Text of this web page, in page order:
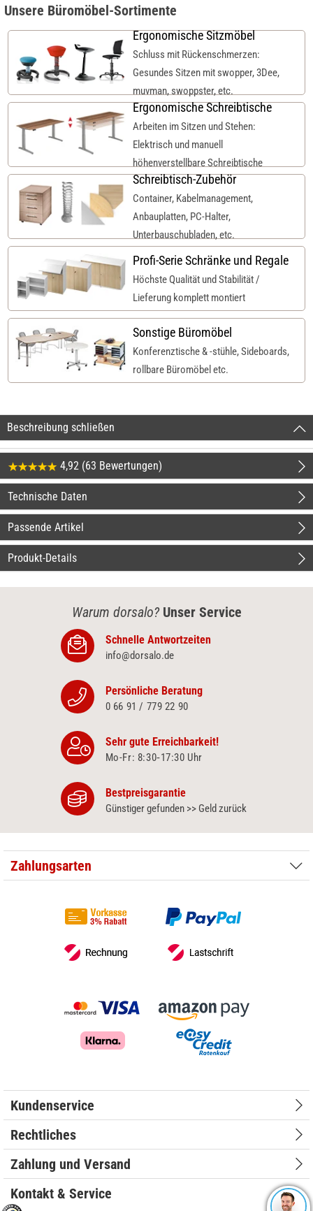
Unsere Büromöbel-Sortimente
Ergonomische Sitzmöbel
Schluss mit Rückenschmerzen:
Gesundes Sitzen mit swopper, 3Dee,
muvman, swoppster, etc.
Ergonomische Schreibtische
Arbeiten im Sitzen und Stehen:
Elektrisch und manuell
höhenverstellbare Schreibtische
Schreibtisch-Zubehör
Container, Kabelmanagement,
Anbauplatten, PC-Halter,
Unterbauschubladen, etc.
Profi-Serie Schränke und Regale
Höchste Qualität und Stabilität /
Lieferung komplett montiert
Sonstige Büromöbel
Konferenztische & -stühle, Sideboards,
rollbare Büromöbel etc.
Beschreibung schließen
4,92 (63 Bewertungen)
Technische Daten
Passende Artikel
Produkt-Details
Warum dorsalo? Unser Service
Schnelle Antwortzeiten
info@dorsalo.de
Persönliche Beratung
0 66 91 / 779 22 90
Sehr gute Erreichbarkeit!
Mo-Fr: 8:30‑17:30 Uhr
Bestpreisgarantie
Günstiger gefunden >> Geld zurück
Zahlungsarten
Kundenservice
Rechtliches
Zahlung und Versand
Kontakt & Service